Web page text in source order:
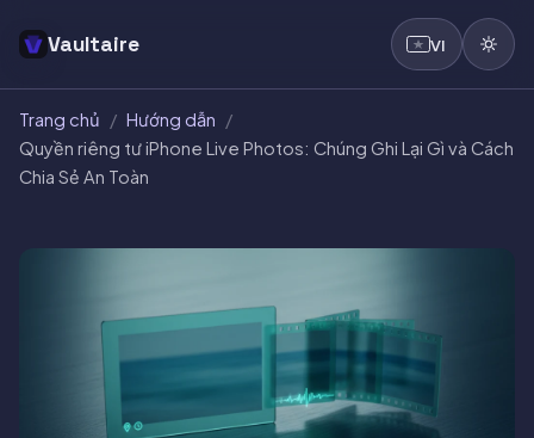
Vaultaire VI
Trang chủ / Hướng dẫn /
Quyền riêng tư iPhone Live Photos: Chúng Ghi Lại Gì và Cách
Chia Sẻ An Toàn